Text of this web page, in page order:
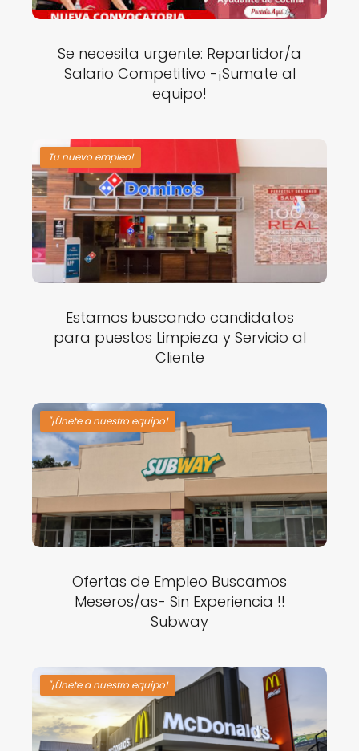
Se necesita urgente: Repartidor/a
Salario Competitivo -¡Sumate al
equipo!
Tu nuevo empleo!
Estamos buscando candidatos
para puestos Limpieza y Servicio al
Cliente
"¡Únete a nuestro equipo!
Ofertas de Empleo Buscamos
Meseros/as- Sin Experiencia !!
Subway
"¡Únete a nuestro equipo!